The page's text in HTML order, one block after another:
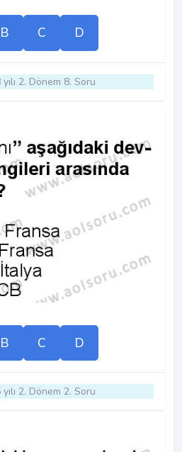
B C D
2. Dönem 8. Soru
B C D
2. Dönem 2. Soru